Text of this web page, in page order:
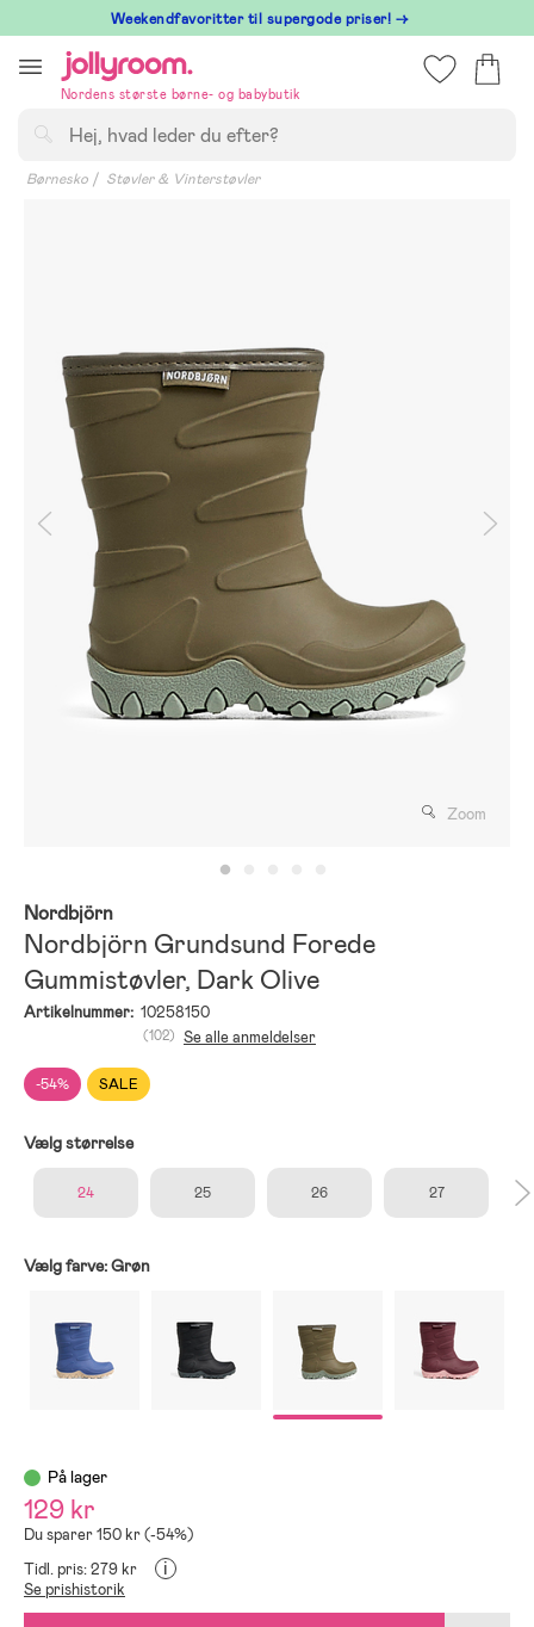
till
innehållet
⁠ Weekendfavoritter til supergode priser! →
Nordens største børne- og babybutik
Børnesko Støvler & Vinterstøvler
Zoom
Nordbjörn
Nordbjörn Grundsund Forede
Gummistøvler, Dark Olive
Artikelnummer: 10258150
-54% SALE
(102) Se alle anmeldelser
Vælg størrelse
24 25 26 27
Vælg farve:Grøn
På lager
129 kr
Du sparer 150 kr (-54%)
Tidl. pris: 279 kr
i
Se prishistorik